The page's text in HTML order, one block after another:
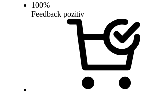
100%
Feedback pozitiv